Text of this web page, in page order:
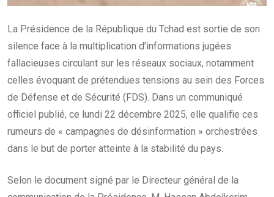
La Présidence de la République du Tchad est sortie de son
silence face à la multiplication d’informations jugées
fallacieuses circulant sur les réseaux sociaux, notamment
celles évoquant de prétendues tensions au sein des Forces
de Défense et de Sécurité (FDS). Dans un communiqué
officiel publié, ce lundi 22 décembre 2025, elle qualifie ces
rumeurs de « campagnes de désinformation » orchestrées
dans le but de porter atteinte à la stabilité du pays.
Selon le document signé par le Directeur général de la